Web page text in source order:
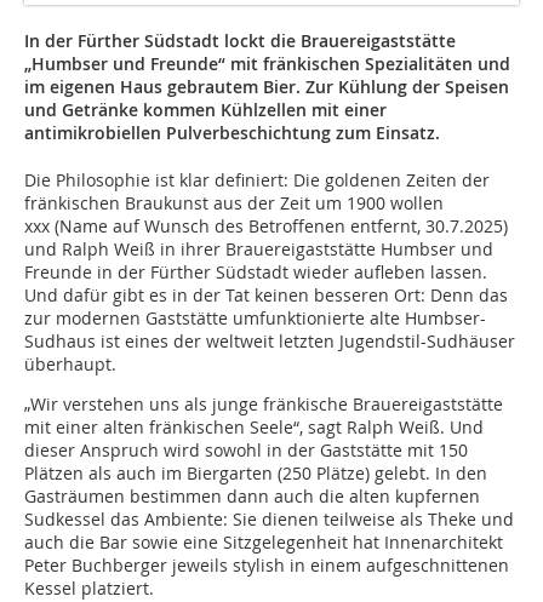
In der Fürther Südstadt lockt die Brauereigaststätte
„Humbser und Freunde“ mit fränkischen Spezialitäten und
im eigenen Haus gebrautem Bier. Zur Kühlung der Speisen
und Getränke kommen Kühlzellen mit einer
antimikrobiellen Pulverbeschichtung zum Einsatz.
Die Philosophie ist klar definiert: Die goldenen Zeiten der
fränkischen Braukunst aus der Zeit um 1900 wollen
xxx (Name auf Wunsch des Betroffenen entfernt, 30.7.2025)
und Ralph Weiß in ihrer Brauereigaststätte Humbser und
Freunde in der Fürther Südstadt wieder aufleben lassen.
Und dafür gibt es in der Tat keinen besseren Ort: Denn das
zur modernen Gaststätte umfunktionierte alte Humbser-
Sudhaus ist eines der weltweit letzten Jugendstil-Sudhäuser
überhaupt.
„Wir verstehen uns als junge fränkische Brauereigaststätte
mit einer alten fränkischen Seele“, sagt Ralph Weiß. Und
dieser Anspruch wird sowohl in der Gaststätte mit 150
Plätzen als auch im Biergarten (250 Plätze) gelebt. In den
Gasträumen bestimmen dann auch die alten kupfernen
Sudkessel das Ambiente: Sie dienen teilweise als Theke und
auch die Bar sowie eine Sitzgelegenheit hat Innenarchitekt
Peter Buchberger jeweils stylish in einem aufgeschnittenen
Kessel platziert.